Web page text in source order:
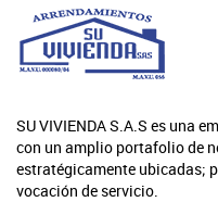
SU VIVIENDA S.A.S es una
con un amplio portafolio de
estratégicamente ubicadas;
vocación de servicio.